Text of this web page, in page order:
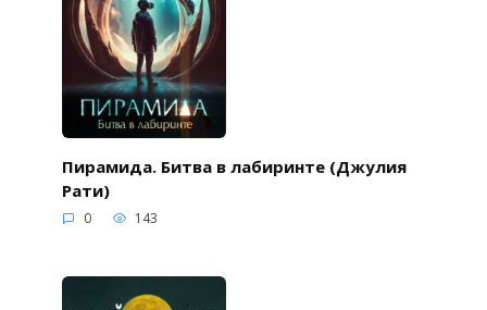
Пирамида. Битва в лабиринте (Джулия
Рати)
0 143